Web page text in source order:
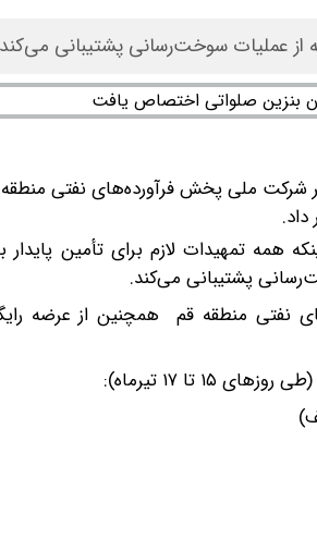
همه تمهیدات لازم برای تأمین
تا ۱۷ تیرماه):